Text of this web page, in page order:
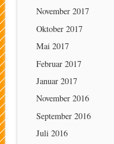
November 2017
Oktober 2017
Mai 2017
Februar 2017
Januar 2017
November 2016
September 2016
Juli 2016